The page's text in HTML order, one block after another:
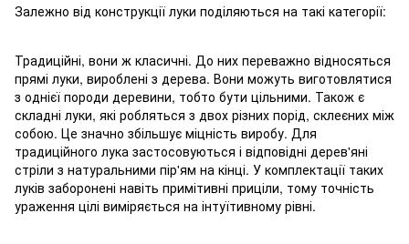
Залежно від конструкції луки поділяються на такі категорії:
Традиційні, вони ж класичні. До них переважно відносяться
прямі луки, вироблені з дерева. Вони можуть виготовлятися
з однієї породи деревини, тобто бути цільними. Також є
складні луки, які робляться з двох різних порід, склеєних між
собою. Це значно збільшує міцність виробу. Для
традиційного лука застосовуються і відповідні дерев'яні
стріли з натуральними пір'ям на кінці. У комплектації таких
луків заборонені навіть примітивні приціли, тому точність
ураження цілі виміряється на інтуїтивному рівні.